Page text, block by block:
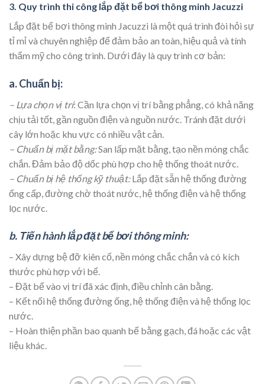
3. Quy trình thi công lắp đặt bể bơi thông minh Jacuzzi
Lắp đặt bể bơi thông minh Jacuzzi là một quá trình đòi hỏi sự
tỉ mỉ và chuyên nghiệp để đảm bảo an toàn, hiệu quả và tính
thẩm mỹ cho công trình. Dưới đây là quy trình cơ bản:
a. Chuẩn bị:
– Lựa chọn vị trí: Cần lựa chọn vị trí bằng phẳng, có khả năng
chịu tải tốt, gần nguồn điện và nguồn nước. Tránh đặt dưới
cây lớn hoặc khu vực có nhiều vật cản.
– Chuẩn bị mặt bằng:San lấp mặt bằng, tạo nền móng chắc
chắn. Đảm bảo độ dốc phù hợp cho hệ thống thoát nước.
– Chuẩn bị hệ thống kỹ thuật:Lắp đặt sẵn hệ thống đường
ống cấp, đường chờ thoát nước, hệ thống điện và hệ thống
lọc nước.
b. Tiến hành lắp đặt bể bơi thông minh:
– Xây dựng bệ đỡ kiên cố, nền móng chắc chắn và có kích
thước phù hợp với bể.
– Đặt bể vào vị trí đã xác định, điều chỉnh cân bằng.
– Kết nối hệ thống đường ống, hệ thống điện và hệ thống lọc
nước.
– Hoàn thiện phần bao quanh bể bằng gạch, đá hoặc các vật
liệu khác.